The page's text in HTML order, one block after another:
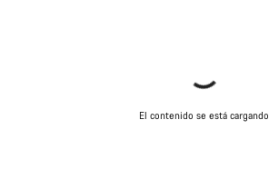
El contenido se está cargando